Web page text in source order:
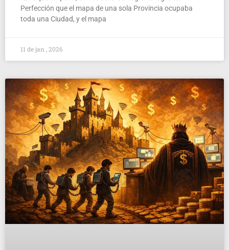
Perfección que el mapa de una sola Provincia ocupaba
toda una Ciudad, y el mapa
11 de jan , 2026